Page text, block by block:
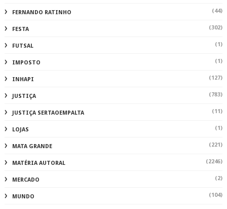
FERNANDO RATINHO (44)
FESTA (302)
FUTSAL (1)
IMPOSTO (1)
INHAPI (127)
JUSTIÇA (783)
JUSTIÇA SERTAOEMPALTA (11)
LOJAS (1)
MATA GRANDE (221)
MATÉRIA AUTORAL (2246)
MERCADO (2)
MUNDO (104)